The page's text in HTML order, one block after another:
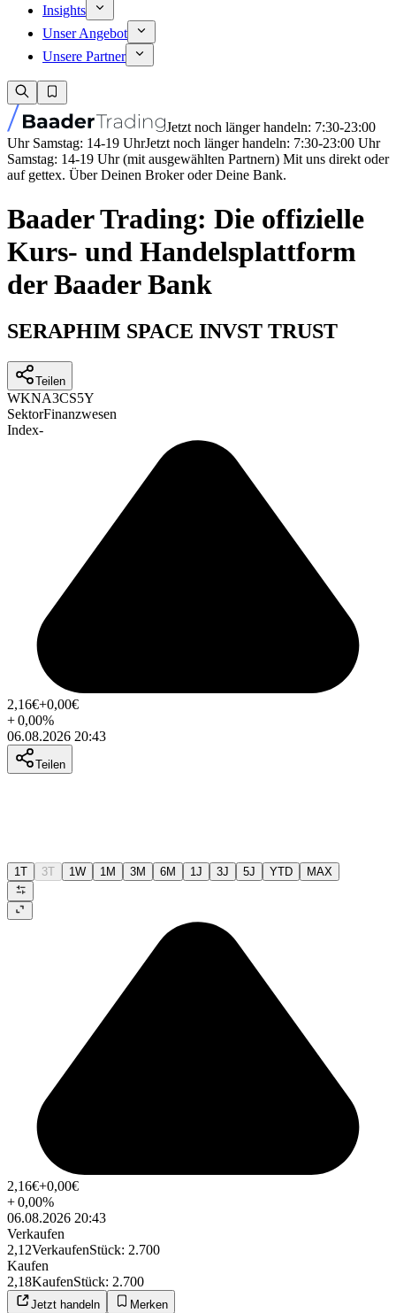
Insights
Unser Angebot
Unsere Partner
Jetzt noch länger handeln: 7:30-23:00
Uhr Samstag: 14-19 UhrJetzt noch länger handeln: 7:30-23:00 Uhr
Samstag: 14-19 Uhr (mit ausgewählten Partnern) Mit uns direkt oder
auf gettex. Über Deinen Broker oder Deine Bank.
Baader Trading: Die offizielle
Kurs- und Handelsplattform
der Baader Bank
SERAPHIM SPACE INVST TRUST
Teilen
WKNA3CS5Y
SektorFinanzwesen
Index-
2,16€+0,00€
+0,00%
06.08.2026 20:43
Teilen
1T 3T 1W 1M 3M 6M 1J 3J 5J YTD MAX
2,16€+0,00€
+0,00%
06.08.2026 20:43
Verkaufen
2,12VerkaufenStück: 2.700
Kaufen
2,18KaufenStück: 2.700
Jetzt handeln Merken